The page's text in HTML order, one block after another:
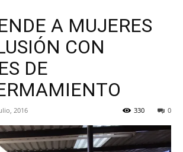
A MUJERES
CON
DE
2016 0
330